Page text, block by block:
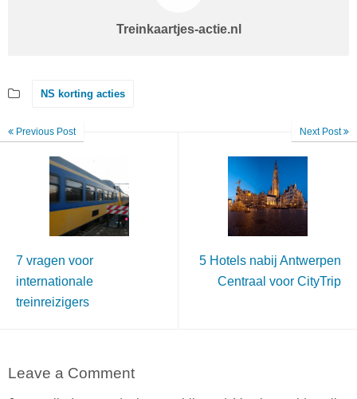
Treinkaartjes-actie.nl
NS korting acties
Previous Post
7 vragen voor
internationale
treinreizigers
Next Post
5 Hotels nabij Antwerpen
Centraal voor CityTrip
Leave a Comment